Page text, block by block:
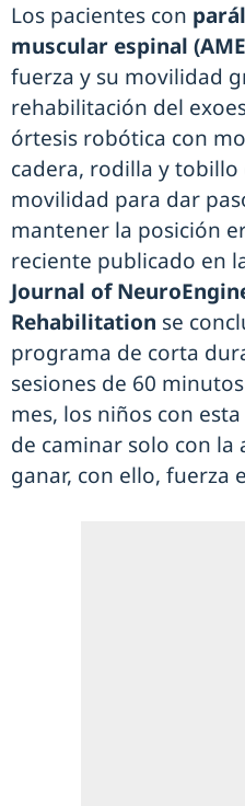
Los pacientes con
muscular espinal
fuerza y su movilidad
rehabilitación del
órtesis robótica con
cadera, rodilla y
movilidad para dar
mantener la posición
reciente publicado en
Journal of
Rehabilitation se
programa de corta
sesiones de 60
mes, los niños con
de caminar solo con la
ganar, con ello, fuerza